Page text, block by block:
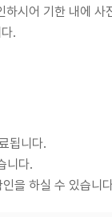
시어 기한 내에
.
됩니다.
니다.
을 하실 수 있습니